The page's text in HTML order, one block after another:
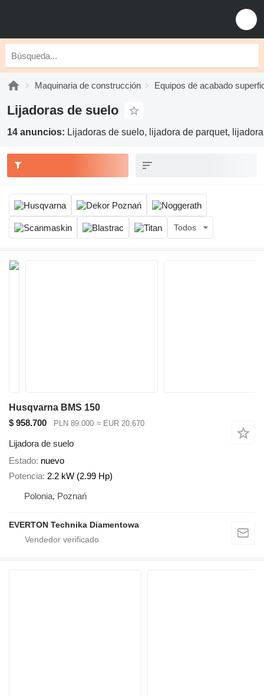
Maquinaria de construcción Equipos de acabado
Lijadoras de suelo
14 anuncios: Lijadoras de suelo, lijadora de parquet,
Todos
Husqvarna BMS 150
$ 958.700
PLN 89.000 ≈ EUR 20.670
Lijadora de suelo
Estado nuevo
Potencia 2.2 kW (2.99 Hp)
Polonia, Poznań
EVERTON Technika Diamentowa